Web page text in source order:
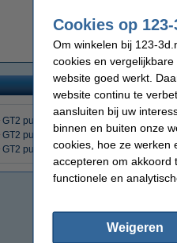
T5 pulley
GT2 pulley 5 mm as
GT2 pulley 6,35 mm as
GT2 pulley 8 mm as
Cookies op
Om winkelen bij 123-
cookies en
website goed werkt.
website continu te
aansluiten bij uw
binnen en buiten onze
cookies, hoe ze werken
accepteren om akkoord
functionele en
Weigeren